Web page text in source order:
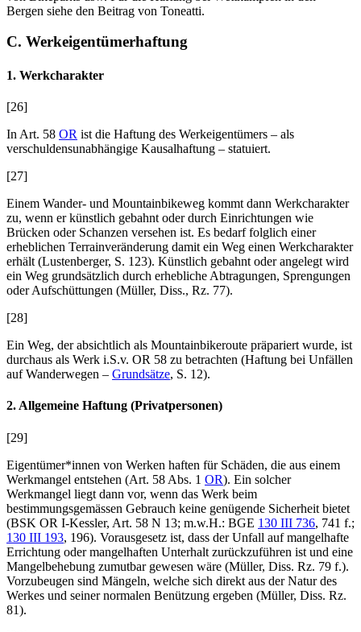
Bergen siehe den Beitrag von Toneatti.
C. Werkeigentümerhaftung
1. Werkcharakter
[26]
In Art. 58 OR ist die Haftung des Werkeigentümers – als
verschuldensunabhängige Kausalhaftung – statuiert.
[27]
Einem Wander- und Mountainbikeweg kommt dann Werkcharakter
zu, wenn er künstlich gebahnt oder durch Einrichtungen wie
Brücken oder Schanzen versehen ist. Es bedarf folglich einer
erheblichen Terrainveränderung damit ein Weg einen Werkcharakter
erhält (Lustenberger, S. 123). Künstlich gebahnt oder angelegt wird
ein Weg grundsätzlich durch erhebliche Abtragungen, Sprengungen
oder Aufschüttungen (Müller, Diss., Rz. 77).
[28]
Ein Weg, der absichtlich als Mountainbikeroute präpariert wurde, ist
durchaus als Werk i.S.v. OR 58 zu betrachten (Haftung bei Unfällen
auf Wanderwegen – Grundsätze, S. 12).
2. Allgemeine Haftung (Privatpersonen)
[29]
Eigentümer*innen von Werken haften für Schäden, die aus einem
Werkmangel entstehen (Art. 58 Abs. 1 OR). Ein solcher
Werkmangel liegt dann vor, wenn das Werk beim
bestimmungsgemässen Gebrauch keine genügende Sicherheit bietet
(BSK OR I-Kessler, Art. 58 N 13; m.w.H.: BGE 130 III 736, 741 f.;
130 III 193, 196). Vorausgesetz ist, dass der Unfall auf mangelhafte
Errichtung oder mangelhaften Unterhalt zurückzuführen ist und eine
Mangelbehebung zumutbar gewesen wäre (Müller, Diss. Rz. 79 f.).
Vorzubeugen sind Mängeln, welche sich direkt aus der Natur des
Werkes und seiner normalen Benützung ergeben (Müller, Diss. Rz.
81).